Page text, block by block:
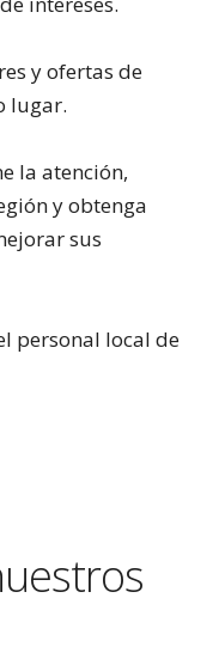
y ofertas de
lugar.
la atención,
y obtenga
sus
personal local de